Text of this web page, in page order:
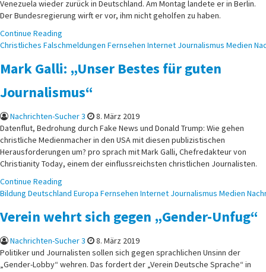
Venezuela wieder zurück in Deutschland. Am Montag landete er in Berlin.
Der Bundesregierung wirft er vor, ihm nicht geholfen zu haben.
Continue Reading
Posted
Christliches Falschmeldungen Fernsehen Internet Journalismus Medien
Mark Galli: „Unser Bestes für guten
Journalismus“
Nachrichten-Sucher 3
8. März 2019
Datenflut, Bedrohung durch Fake News und Donald Trump: Wie gehen
christliche Medienmacher in den USA mit diesen publizistischen
Herausforderungen um? pro sprach mit Mark Galli, Chefredakteur von
Christianity Today, einem der einflussreichsten christlichen Journalisten.
Continue Reading
Posted
Bildung Deutschland Europa Fernsehen Internet Journalismus Medien
Verein wehrt sich gegen „Gender-Unfug“
Nachrichten-Sucher 3
8. März 2019
Politiker und Journalisten sollen sich gegen sprachlichen Unsinn der
„Gender-Lobby“ wehren. Das fordert der „Verein Deutsche Sprache“ in